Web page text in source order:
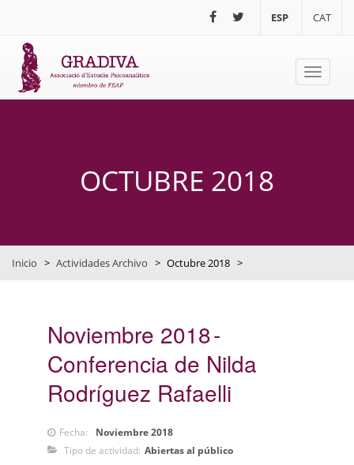
ESP CAT
Toggle
OCTUBRE 2018
Inicio > Actividades Archivo > Octubre 2018 >
Noviembre 2018
Conferencia de Nilda
Rodríguez Rafaelli
Fecha:
Noviembre 2018
Tipo de actividad: Abiertas al público